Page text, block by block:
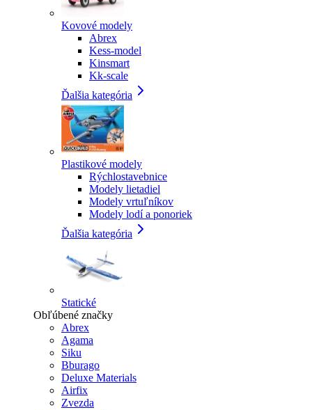
Kovové modely
Abrex
Kess-model
Kinsmart
Kk-scale
Ďalšia kategória
Plastikové modely
Rýchlostavebnice
Modely lietadiel
Modely vrtuľníkov
Modely lodí a ponoriek
Ďalšia kategória
Statické
Obľúbené značky
Abrex
Agama
Siku
Bburago
Deluxe Materials
Airfix
Zvezda